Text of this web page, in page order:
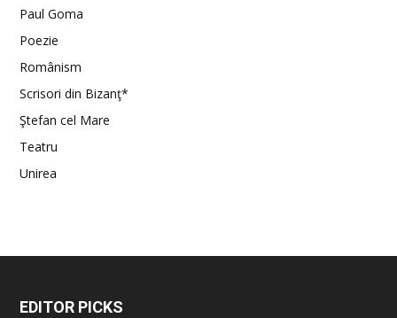
Paul Goma
Poezie
Românism
Scrisori din Bizanţ*
Ştefan cel Mare
Teatru
Unirea
EDITOR PICKS